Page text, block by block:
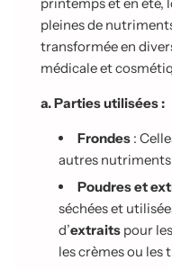
pleines de
transformée en
médicale et
a. Parties utilisées :
Frondes :
autres nutriments
Poudres et
séchées et
d’extraits pour
les crèmes ou les